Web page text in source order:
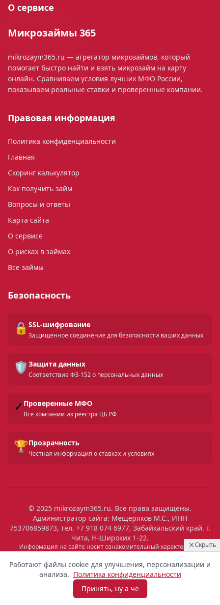
Скрыть
11:03
Выдан
Санкт-Петербург
Взять микрозайм
Работают файлы cookie для улучшения, персонализации и
анализа. Политика конфиденциальности
Принять, ну а чё
О сервисе
Микрозаймы 365
mikrozaym365.ru — агрегатор микрозаймов, который
помогает быстро найти и взять микрозайм на карту
онлайн. Сравниваем условия лучших МФО России,
показываем реальные ставки и проверенные компании.
Правовая информация
Политика конфиденциальности
Главная
Скоринг калькулятор
Как получить займ
Вопросы и ответы
Карта сайта
О сервисе
О рисках в займах
Все займы
Безопасность
🔒 SSL-шифрование
Защищенное соединение для безопасности ваших данных
🛡️ Защита данных
Соответствие ФЗ-152 о персональных данных
✓ Проверенные МФО
Все компании из реестра ЦБ РФ
🏆Прозрачность
Честная информация о ставках и условиях
© 2025 mikrozaym365.ru. Все права защищены.
Администратор сайта: Мещеряков М.С., ИНН
753706859873, тел. +7 918 074 6977, Забайкальский край, г.
Чита, Н-Широких 1-22.
Информация на сайте носит ознакомительный характер и не
является публичной офертой. Все условия микрозаймов уточняйте
на сайтах МФО. Помните: займ — это обязательство, которое
необходимо исполнять. Невыполнение обязательств влечет штрафы
и ухудшение кредитной истории. Услуги предоставляются
микрофинансовыми организациями, состоящими в реестре ЦБ РФ.